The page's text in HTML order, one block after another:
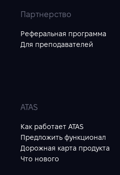
Партнерство
Реферальная программа
Для преподавателей
ATAS
Как работает ATAS
Предложить функционал
Дорожная карта продукта
Что нового